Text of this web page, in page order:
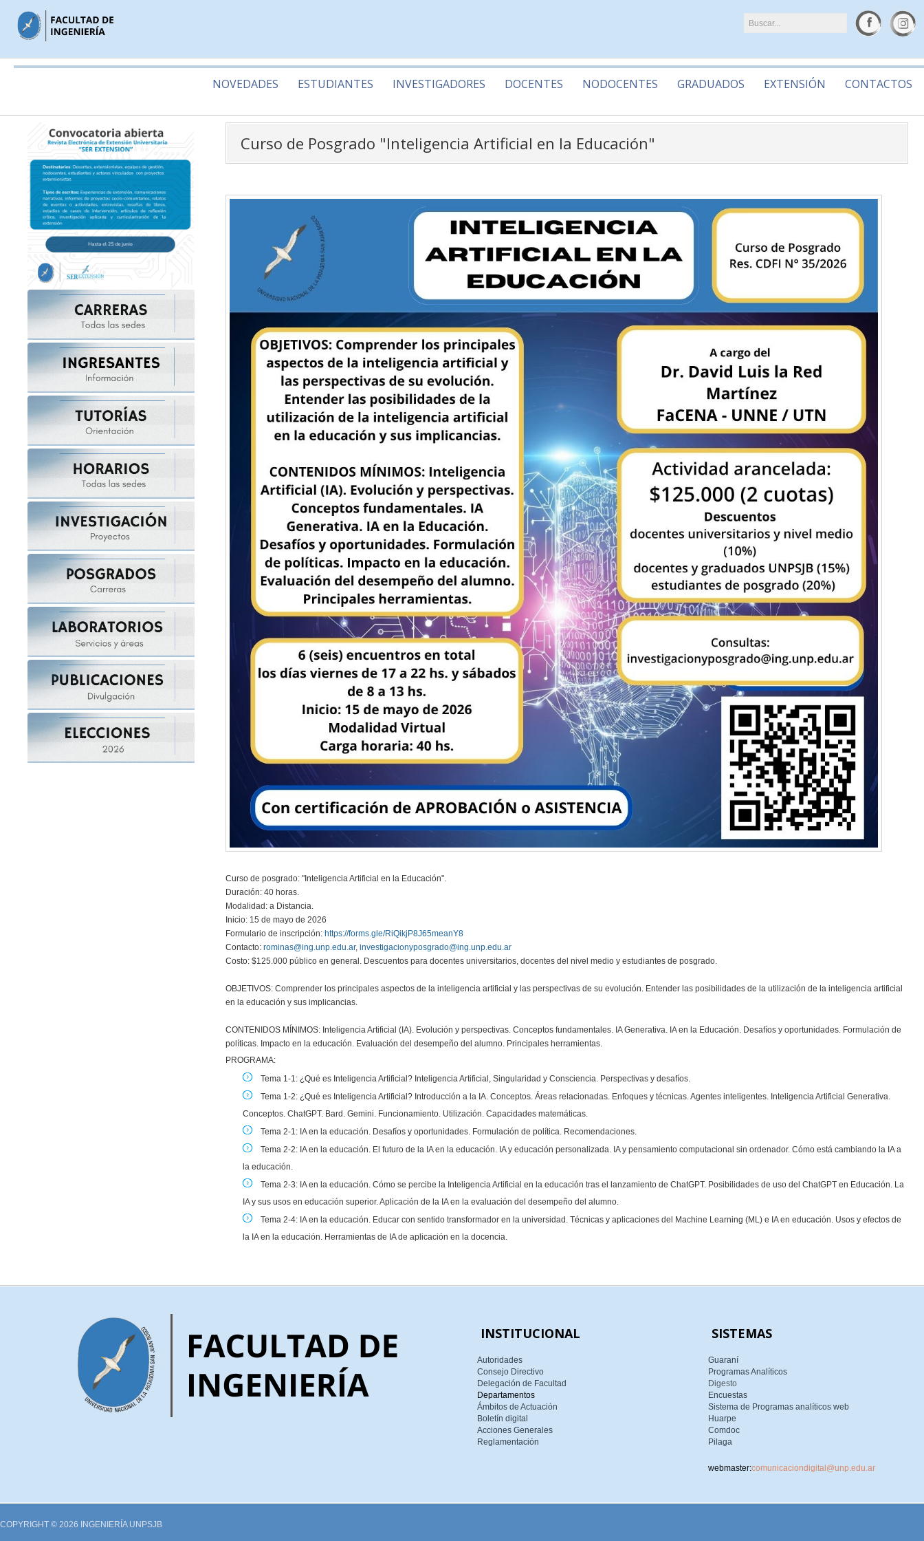
NOVEDADES ESTUDIANTES INVESTIGADORES DOCENTES NODOCENTES GRADUADOS EXTENSIÓN CONTACTOS
Curso de Posgrado "Inteligencia Artificial en la Educación"
Curso de posgrado: "Inteligencia Artificial en la Educación".
Duración: 40 horas.
Modalidad: a Distancia.
Inicio: 15 de mayo de 2026
Formulario de inscripción: https://forms.gle/RiQikjP8J65meanY8
Contacto: rominas@ing.unp.edu.ar, investigacionyposgrado@ing.unp.edu.ar
Costo: $125.000 público en general. Descuentos para docentes universitarios, docentes del nivel medio y estudiantes de posgrado.
OBJETIVOS: Comprender los principales aspectos de la inteligencia artificial y las perspectivas de su evolución. Entender las posibilidades de la utilización de la inteligencia artificial
en la educación y sus implicancias.
CONTENIDOS MÍNIMOS: Inteligencia Artificial (IA). Evolución y perspectivas. Conceptos fundamentales. IA Generativa. IA en la Educación. Desafíos y oportunidades. Formulación de
políticas. Impacto en la educación. Evaluación del desempeño del alumno. Principales herramientas.
PROGRAMA:
Tema 1-1: ¿Qué es Inteligencia Artificial? Inteligencia Artificial, Singularidad y Consciencia. Perspectivas y desafíos.
Tema 1-2: ¿Qué es Inteligencia Artificial? Introducción a la IA. Conceptos. Áreas relacionadas. Enfoques y técnicas. Agentes inteligentes. Inteligencia Artificial Generativa.
Conceptos. ChatGPT. Bard. Gemini. Funcionamiento. Utilización. Capacidades matemáticas.
Tema 2-1: IA en la educación. Desafíos y oportunidades. Formulación de política. Recomendaciones.
Tema 2-2: IA en la educación. El futuro de la IA en la educación. IA y educación personalizada. IA y pensamiento computacional sin ordenador. Cómo está cambiando la IA a
la educación.
Tema 2-3: IA en la educación. Cómo se percibe la Inteligencia Artificial en la educación tras el lanzamiento de ChatGPT. Posibilidades de uso del ChatGPT en Educación. La
IA y sus usos en educación superior. Aplicación de la IA en la evaluación del desempeño del alumno.
Tema 2-4: IA en la educación. Educar con sentido transformador en la universidad. Técnicas y aplicaciones del Machine Learning (ML) e IA en educación. Usos y efectos de
la IA en la educación. Herramientas de IA de aplicación en la docencia.
INSTITUCIONAL
Autoridades
Consejo Directivo
Delegación de Facultad
Departamentos
Ámbitos de Actuación
Boletín digital
Acciones Generales
Reglamentación
SISTEMAS
Guaraní
Programas Analíticos
Digesto
Encuestas
Sistema de Programas analíticos web
Huarpe
Comdoc
Pilaga
webmaster:comunicaciondigital@unp.edu.ar
COPYRIGHT © 2026 INGENIERÍA UNPSJB